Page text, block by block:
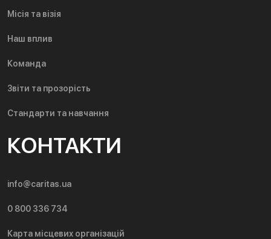
Місія та візія
Наш вплив
Команда
Звіти та прозорість
Стандарти та навчання
КОНТАКТИ
info@caritas.ua
0 800 336 734
Карта місцевих організацій